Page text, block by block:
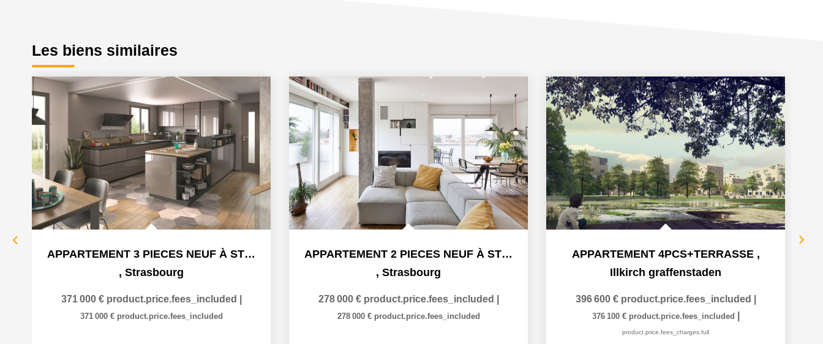
Les biens similaires
APPARTEMENT 3 PIECES NEUF À STRASBOURG ART MODERNE - GARE
, Strasbourg
371 000 € product.price.fees_included
371 000 € product.price.fees_included
APPARTEMENT 2 PIECES NEUF À STRASBOURG ART MODERNE - GARE
, Strasbourg
278 000 € product.price.fees_included
278 000 € product.price.fees_included
APPARTEMENT 4PCS+TERRASSE ,
Illkirch graffenstaden
396 600 € product.price.fees_included
376 100 € product.price.fees_included
product.price.fees_charges.full